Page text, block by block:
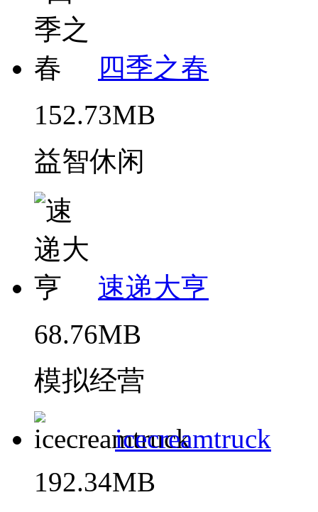
四季之春
152.73MB
益智休闲
速递大亨
68.76MB
模拟经营
icecreamtruck
192.34MB